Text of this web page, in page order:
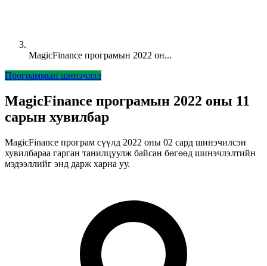
MagicFinance програмын 2022 он...
Программын шинэчлэл
MagicFinance програмын 2022 оны 11
сарын хувилбар
MagicFinance програм сүүлд 2022 оны 02 сард шинэчилсэн
хувилбараа гарган танилцуулж байсан бөгөөд шинэчлэлтийн
мэдээллийг энд дарж харна уу.